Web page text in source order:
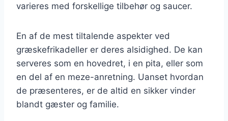
varieres med forskellige tilbehør og saucer.
En af de mest tiltalende aspekter ved
græskefrikadeller er deres alsidighed. De kan
serveres som en hovedret, i en pita, eller som
en del af en meze-anretning. Uanset hvordan
de præsenteres, er de altid en sikker vinder
blandt gæster og familie.